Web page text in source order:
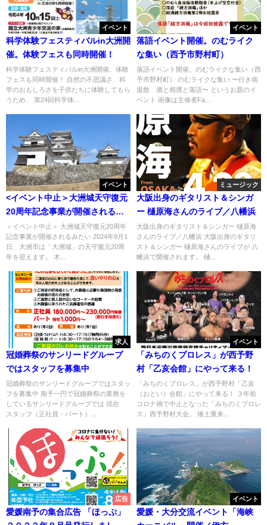
イベント
科学体験フェスティバルin大洲開
催。体験フェスも同時開催！
科学体験フェスティバルin大洲開催。体験
フェスも同時開催！ 自然の不思議さ、科
学のおもしろさを子供たちに体験してもら
うため、 第24回科学体...
イベント
落語イベント開催。のむライク
な集い（西予市野村町）
落語イベント開催。のむライクな集い（西
予市野村町） のむライクな集い 〜行き病
退散 酒と相撲と落語〜 というお題のイ
ベント 画像は主催者Fa...
イベント
<イベント中止＞大洲城天守復元
20周年記念事業が開催されるみ
たい
＜イベント中止＞ 大洲城天守復元20周年
記念事業が開催されるみたい 2024年9月1
日、大洲市は「大洲城」の天守復元20周
年を迎えます。 木...
ミュージック
大阪出身のギタリスト＆シンガ
ー 樋原海さんのライブ／八幡浜
大阪出身のギタリスト＆シンガー 樋原海
さんのライブ／八幡浜 大阪出身のギタリ
スト＆シンガー 樋原海さんのライブが 八
幡浜で開催されます。 樋...
求人
冠婚葬祭のサンリードグループ
ではスタッフを募集中
冠婚葬祭のサンリードグループではスタッ
フを募集中 南予一円で冠婚葬祭の業務を
しているサンリードグループでは 現在
スタッフ（正社員・パート）...
イベント
「みちのくプロレス」が西予野
村「乙亥会館」にやって来る！
「みちのくプロレス」が西予野村「乙亥
（おとい）会館」にやって来る！ ３年前
コロナ禍で中止となった「みちのくプロレ
ス」西予野村大会。 捲土重来...
広告
愛媛南予の集合広告 「ほっぷ」
イベント
愛媛・大分交流イベント「海峡